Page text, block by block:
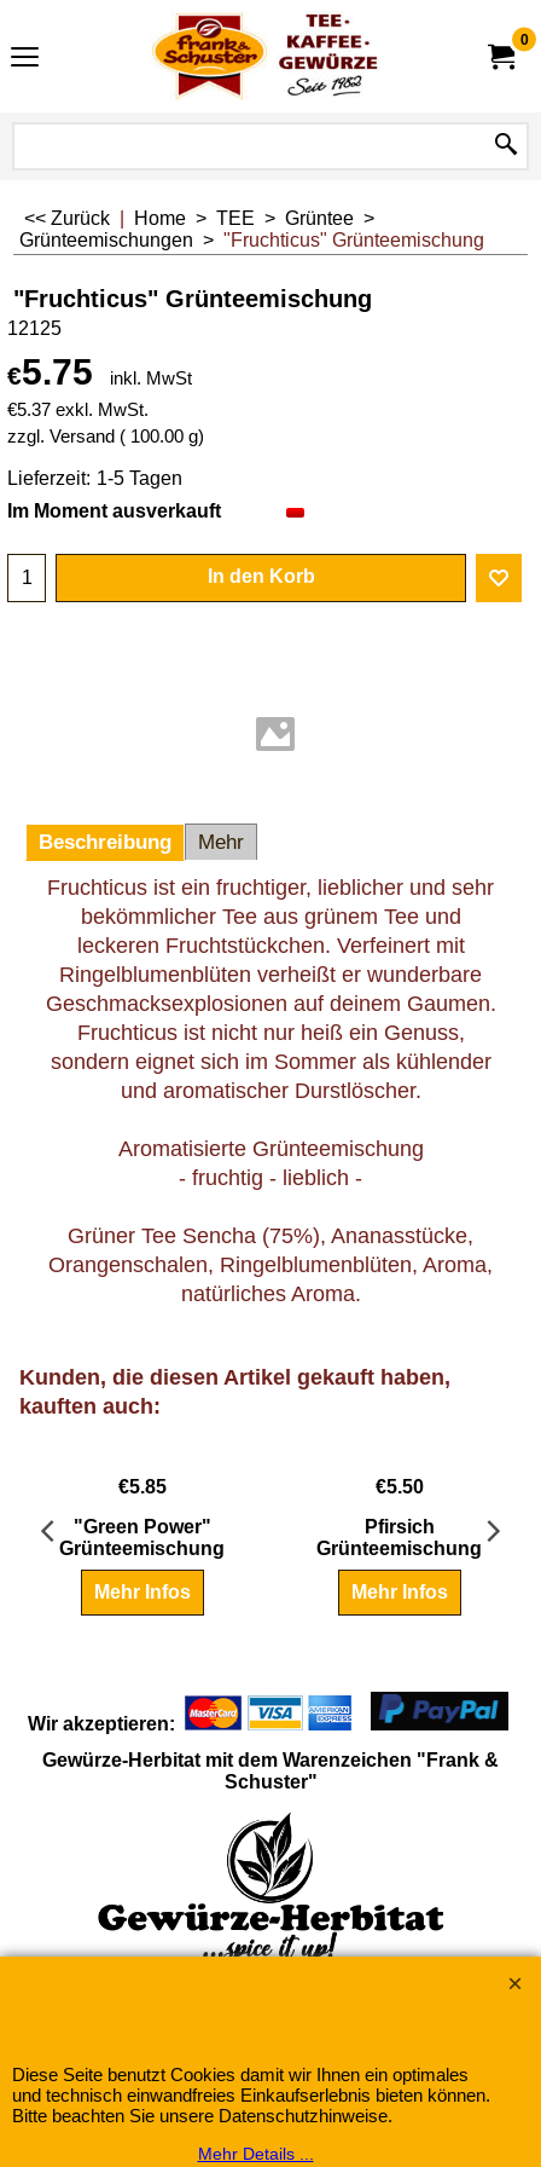
0
<< Zurück Home > TEE > Grüntee >
Grünteemischungen > "Fruchticus" Grünteemischung
"Fruchticus" Grünteemischung
12125
€5.75
inkl. MwSt
€5.37 exkl. MwSt.
zzgl. Versand
100.00 g
Lieferzeit: 1-5 Tagen
Im Moment ausverkauft
In den Korb
Beschreibung Mehr
Fruchticus ist ein fruchtiger, lieblicher und sehr
bekömmlicher Tee aus grünem Tee und
leckeren Fruchtstückchen. Verfeinert mit
Ringelblumenblüten verheißt er wunderbare
Geschmacksexplosionen auf deinem Gaumen.
Fruchticus ist nicht nur heiß ein Genuss,
sondern eignet sich im Sommer als kühlender
und aromatischer Durstlöscher.
Aromatisierte Grünteemischung
- fruchtig - lieblich -
Grüner Tee Sencha (75%), Ananasstücke,
Orangenschalen, Ringelblumenblüten, Aroma,
natürliches Aroma.
Kunden, die diesen Artikel gekauft haben,
kauften auch:
€5.85
"Green Power"
Grünteemischung
Mehr Infos
€5.50
Pfirsich
Grünteemischung
Mehr Infos
Wir akzeptieren:
Gewürze-Herbitat mit dem Warenzeichen "Frank &
Schuster"
Diese Seite benutzt Cookies damit wir Ihnen ein optimales
und technisch einwandfreies Einkaufserlebnis bieten können.
Bitte beachten Sie unsere Datenschutzhinweise.
Mehr Details ...